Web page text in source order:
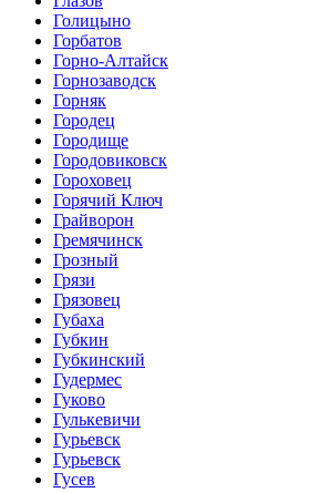
Голицыно
Горбатов
Горно-Алтайск
Горнозаводск
Горняк
Городец
Городище
Городовиковск
Гороховец
Горячий Ключ
Грайворон
Гремячинск
Грозный
Грязи
Грязовец
Губаха
Губкин
Губкинский
Гудермес
Гуково
Гулькевичи
Гурьевск
Гурьевск
Гусев